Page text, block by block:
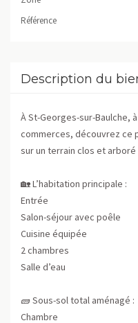
Référence
Description du
À St-Georges-sur-Baulche,
commerces, découvrez ce
sur un terrain clos et
🏡 L’habitation principale :
Entrée
Salon-séjour avec poêle
Cuisine équipée
2 chambres
Salle d’eau
🧱 Sous-sol total aménagé :
Chambre